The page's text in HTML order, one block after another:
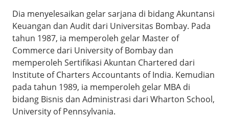
Dia menyelesaikan gelar sarjana di bidang Akuntansi
Keuangan dan Audit dari Universitas Bombay. Pada
tahun 1987, ia memperoleh gelar Master of
Commerce dari University of Bombay dan
memperoleh Sertifikasi Akuntan Chartered dari
Institute of Charters Accountants of India. Kemudian
pada tahun 1989, ia memperoleh gelar MBA di
bidang Bisnis dan Administrasi dari Wharton School,
University of Pennsylvania.